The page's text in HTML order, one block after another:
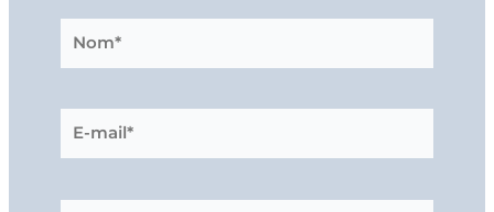
mail*